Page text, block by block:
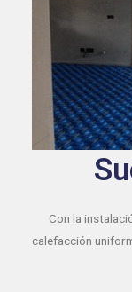
Con la
calefacción